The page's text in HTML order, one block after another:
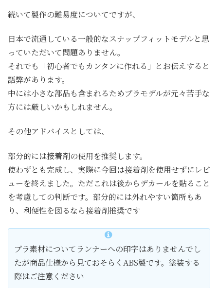
続いて製作の難易度についてですが、
日本で流通している一般的なスナップフィットモデルと思
っていただいて問題ありません。
それでも「初心者でもカンタンに作れる」とお伝えすると
語弊があります。
中には小さな部品も含まれるためプラモデルが元々苦手な
方には厳しいかもしれません。
その他アドバイスとしては、
部分的には接着剤の使用を推奨します。
使わずとも完成し、実際に今回は接着剤を使用せずにレビ
ューを終えました。ただこれは後からデカールを貼ること
を考慮しての判断です。部分的には外れやすい箇所もあ
り、利便性を図るなら接着剤推奨です
プラ素材についてランナーへの印字はありませんでし
たが商品仕様から見ておそらくABS製です。塗装する
際はご注意ください